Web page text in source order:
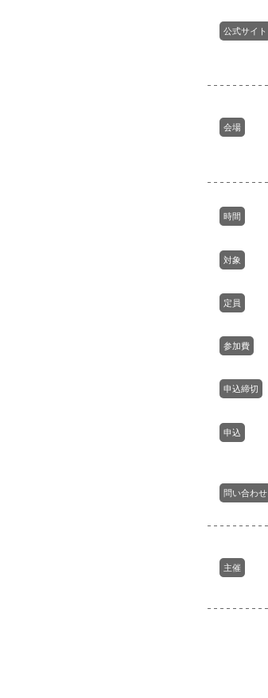
公式サイト
会場
時間
対象
定員
参加費
申込締切
申込
問い合わせ
主催